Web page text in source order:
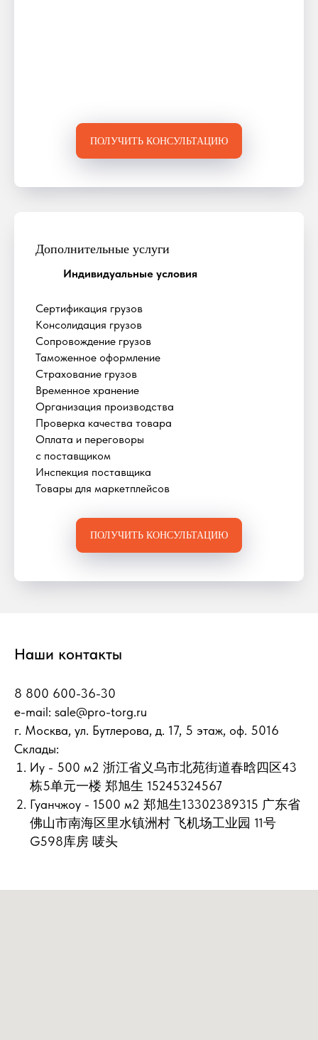
ПОЛУЧИТЬ КОНСУЛЬТАЦИЮ
Дополнительные услуги
Индивидуальные условия
Сертификация грузов
Консолидация грузов
Сопровождение грузов
Таможенное оформление
Страхование грузов
Временное хранение
Организация производства
Проверка качества товара
Оплата и переговоры
с поставщиком
Инспекция поставщика
Товары для маркетплейсов
ПОЛУЧИТЬ КОНСУЛЬТАЦИЮ
Наши контакты
8 800 600-36-30
e-mail: sale@pro-torg.ru
г. Москва, ул. Бутлерова, д. 17, 5 этаж, оф. 5016
Склады:
Иу - 500 м2 浙江省义乌市北苑街道春晗四区43
栋5单元一楼 郑旭生 15245324567
Гуанчжоу - 1500 м2 郑旭生13302389315 广东省
佛山市南海区里水镇洲村 飞机场工业园 11号
G598库房 唛头